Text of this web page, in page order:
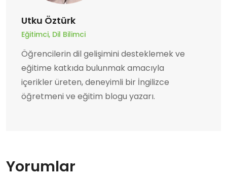
Utku Öztürk
Eğitimci, Dil Bilimci
Öğrencilerin dil gelişimini desteklemek ve
eğitime katkıda bulunmak amacıyla
içerikler üreten, deneyimli bir İngilizce
öğretmeni ve eğitim blogu yazarı.
Yorumlar